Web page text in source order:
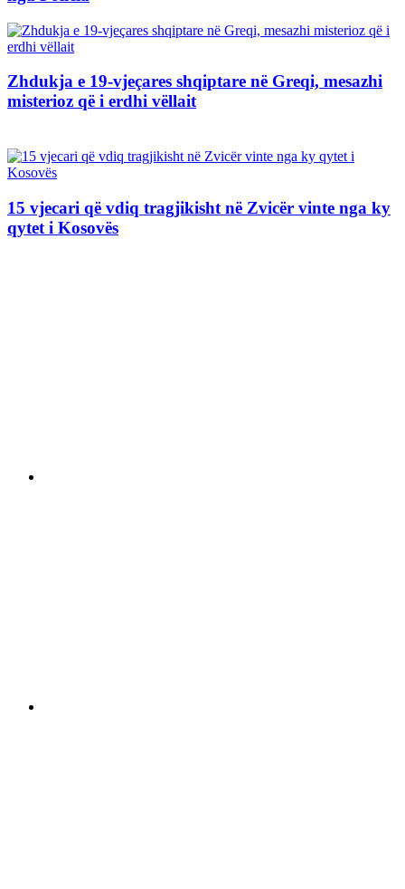
Zhdukja e 19-vjeçares shqiptare në Greqi, mesazhi
misterioz që i erdhi vëllait
15 vjecari që vdiq tragjikisht në Zvicër vinte nga ky
qytet i Kosovës